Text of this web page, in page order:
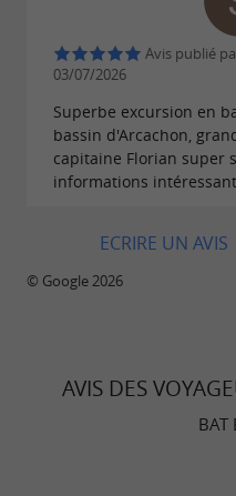
Réservez votre
64 04 04 01
Bat’Express : La
Avis publié
03/07/2026
Superbe excursion en
bassin d'Arcachon,
capitaine Florian super
informations
ECRIRE UN AVIS
© Google 2026
AVIS DES
BAT